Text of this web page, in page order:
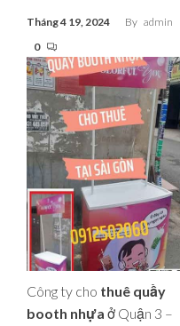
Tháng 4 19, 2024 By admin
0
Công ty cho thuê quầy
booth nhựa ở Quận 3 –